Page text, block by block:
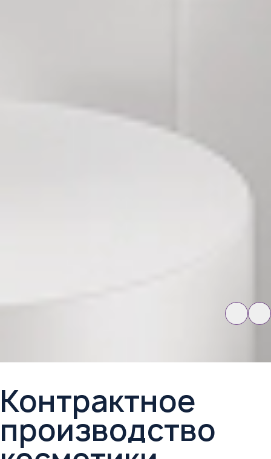
Контрактное
производство